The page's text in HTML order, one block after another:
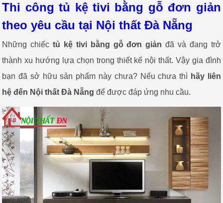
Thi công tủ kệ tivi bằng gỗ đơn giản
theo yêu cầu tại Nội thất Đà Nẵng
Những chiếctủ kệ tivi bằng gỗ đơn giản đã và đang trở
thành xu hướng lựa chọn trong thiết kế nội thất. Vậy gia đình
bạn đã sở hữu sản phẩm này chưa? Nếu chưa thì hãy liên
hệ đến Nội thất Đà Nẵng để được đáp ứng nhu cầu.